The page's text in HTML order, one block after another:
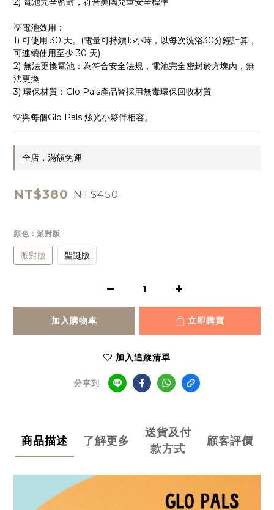
💡電池效用：
1) 可使用 30 天。(電量可持續15小時，以每次洗浴30分鐘計算，
可連續使用至少 30 天)
2) 無法更換電池：為符合安全法規，電池完全密封於方塊內，無
法更換
3) 環保材質：Glo Pals產品皆採用無毒環保回收材質
💡與每個Glo Pals 炫光小夥伴相容。
全店，滿額免運
NT$380 NT$450
顏色 : 派對版
派對版 聖誕版
加入購物車 立即購買
加入追蹤清單
分享到
商品描述 了解更多
送貨及付
款方式
顧客評價